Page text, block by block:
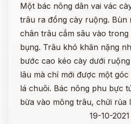
Một bác nông dân vai vác
trâu ra đồng cày ruộng. Bùn
chân trâu cắm sâu vào
bụng. Trâu khó khăn nặng
bước cao kéo cày dưới
lâu mà chỉ mới được một
lá chuôi. Bác nông phu bực
bừa vào mông trâu, chửi rủa
19-10-2021